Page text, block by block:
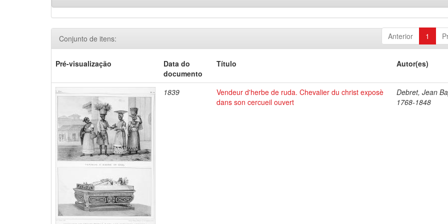
Anterior 1
Conjunto de itens:
Pré-visualização
Data do
documento
Título Autor(es)
1839
Vendeur d'herbe de ruda. Chevalier du christ exposè
dans son cercueil ouvert
Debret, Jean
1768-1848